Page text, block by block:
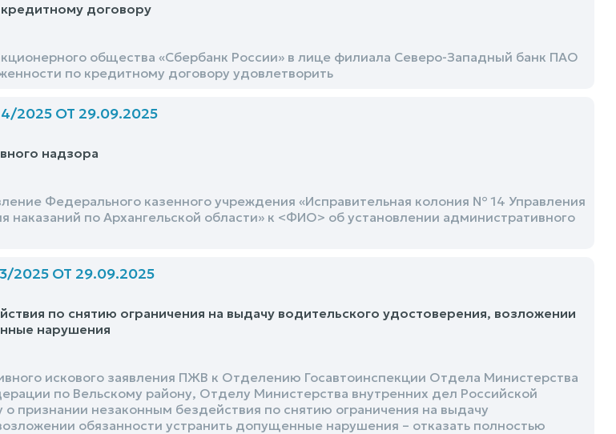
договору
общества «Сбербанк России» в лице филиала Северо-Западный банк ПАО
по кредитному договору удовлетворить
ОТ 29.09.2025
надзора
Федерального казенного учреждения «Исправительная колония № 14 Управления
по Архангельской области» к <ФИО> об установлении административного
ОТ 29.09.2025
по снятию ограничения на выдачу водительского удостоверения, возложении
нарушения
искового заявления ПЖВ к Отделению Госавтоинспекции Отдела Министерства
по Вельскому району, Отделу Министерства внутренних дел Российской
признании незаконным бездействия по снятию ограничения на выдачу
обязанности устранить допущенные нарушения – отказать полностью